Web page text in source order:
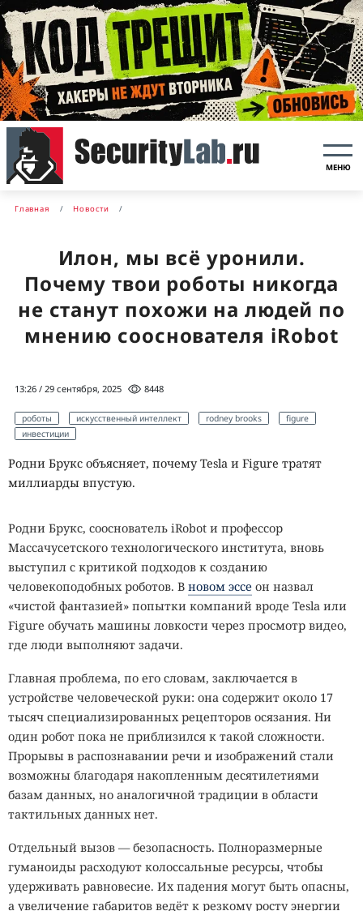
МЕНЮ
Главная Новости
Илон, мы всё уронили.
Почему твои роботы никогда
не станут похожи на людей по
мнению сооснователя iRobot
13:26 / 29 сентября, 2025 8448
роботы искусственный интеллект rodney brooks
figure
инвестиции
Родни Брукс объясняет, почему Tesla и Figure тратят
миллиарды впустую.
Родни Брукс, сооснователь iRobot и профессор
Массачусетского технологического института, вновь
выступил с критикой подходов к созданию
человекоподобных роботов. В новом эссе он назвал
«чистой фантазией» попытки компаний вроде Tesla или
Figure обучать машины ловкости через просмотр видео,
где люди выполняют задачи.
Главная проблема, по его словам, заключается в
устройстве человеческой руки: она содержит около 17
тысяч специализированных рецепторов осязания. Ни
один робот пока не приблизился к такой сложности.
Прорывы в распознавании речи и изображений стали
возможны благодаря накопленным десятилетиями
базам данных, но аналогичной традиции в области
тактильных данных нет.
Отдельный вызов — безопасность. Полноразмерные
гуманоиды расходуют колоссальные ресурсы, чтобы
удерживать равновесие. Их падения могут быть опасны,
а увеличение габаритов ведёт к резкому росту энергии